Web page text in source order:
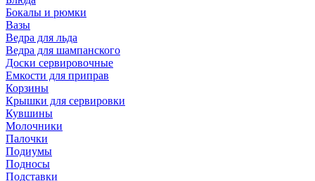
Бокалы и рюмки
Вазы
Ведра для льда
Ведра для шампанского
Доски сервировочные
Емкости для приправ
Корзины
Крышки для сервировки
Кувшины
Молочники
Палочки
Подиумы
Подносы
Подставки